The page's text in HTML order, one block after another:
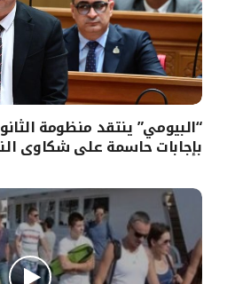
“البيومي” ينتقد منظومة
بإجابات حاسمة على شكاوى